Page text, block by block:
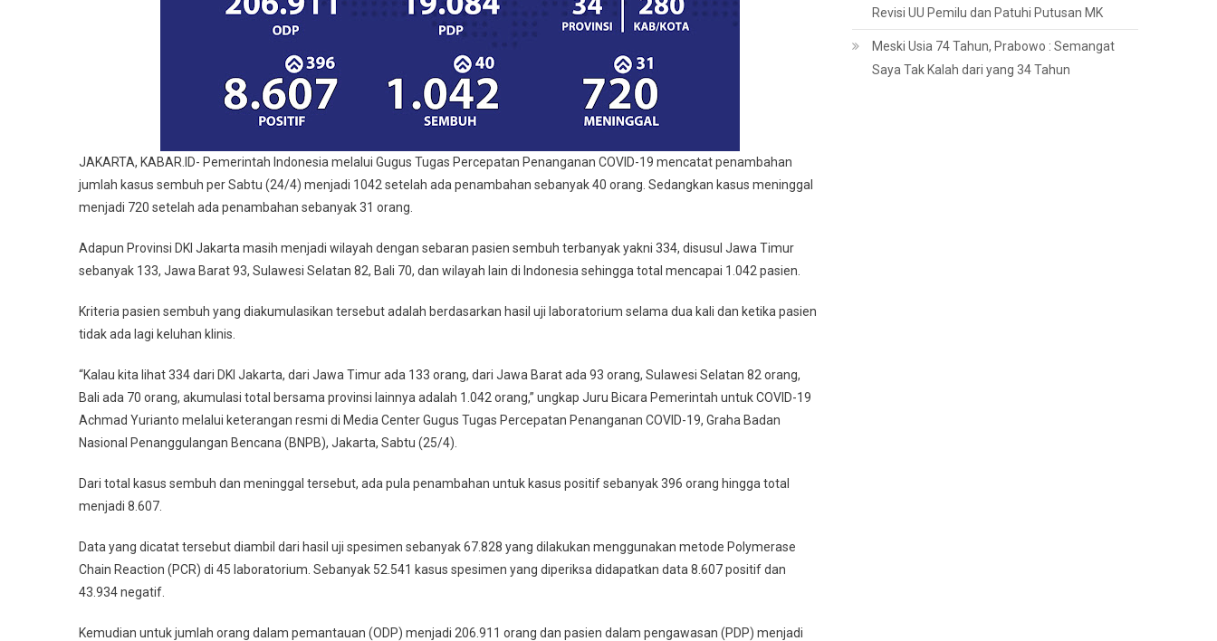
Meningkat
Jadi
1.042
JAKARTA, KABAR.ID- Pemerintah Indonesia melalui Gugus Tugas Percepatan Penanganan COVID-19 mencatat penambahan
jumlah kasus sembuh per Sabtu (24/4) menjadi 1042 setelah ada penambahan sebanyak 40 orang. Sedangkan kasus meninggal
menjadi 720 setelah ada penambahan sebanyak 31 orang.
Adapun Provinsi DKI Jakarta masih menjadi wilayah dengan sebaran pasien sembuh terbanyak yakni 334, disusul Jawa Timur
sebanyak 133, Jawa Barat 93, Sulawesi Selatan 82, Bali 70, dan wilayah lain di Indonesia sehingga total mencapai 1.042 pasien.
Kriteria pasien sembuh yang diakumulasikan tersebut adalah berdasarkan hasil uji laboratorium selama dua kali dan ketika pasien
tidak ada lagi keluhan klinis.
“Kalau kita lihat 334 dari DKI Jakarta, dari Jawa Timur ada 133 orang, dari Jawa Barat ada 93 orang, Sulawesi Selatan 82 orang,
Bali ada 70 orang, akumulasi total bersama provinsi lainnya adalah 1.042 orang,” ungkap Juru Bicara Pemerintah untuk COVID-19
Achmad Yurianto melalui keterangan resmi di Media Center Gugus Tugas Percepatan Penanganan COVID-19, Graha Badan
Nasional Penanggulangan Bencana (BNPB), Jakarta, Sabtu (25/4).
Dari total kasus sembuh dan meninggal tersebut, ada pula penambahan untuk kasus positif sebanyak 396 orang hingga total
menjadi 8.607.
Data yang dicatat tersebut diambil dari hasil uji spesimen sebanyak 67.828 yang dilakukan menggunakan metode Polymerase
Chain Reaction (PCR) di 45 laboratorium. Sebanyak 52.541 kasus spesimen yang diperiksa didapatkan data 8.607 positif dan
43.934 negatif.
Kemudian untuk jumlah orang dalam pemantauan (ODP) menjadi 206.911 orang dan pasien dalam pengawasan (PDP) menjadi
Revisi UU Pemilu dan Patuhi Putusan MK
Meski Usia 74 Tahun, Prabowo : Semangat
Saya Tak Kalah dari yang 34 Tahun